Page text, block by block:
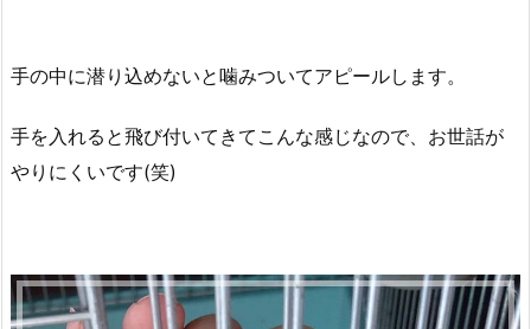
手の中に潜り込めないと噛みついてアピールします。
手を入れると飛び付いてきてこんな感じなので、お世話が
やりにくいです(笑)